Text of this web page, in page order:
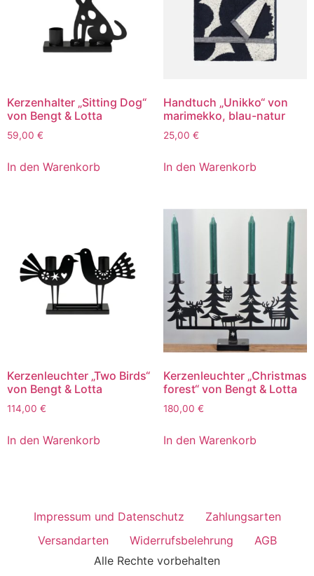
Kerzenhalter „Sitting Dog“
von Bengt & Lotta
59,00 €
In den Warenkorb
Handtuch „Unikko“ von
marimekko, blau-natur
25,00 €
In den Warenkorb
Kerzenleuchter „Two Birds“
von Bengt & Lotta
114,00 €
In den Warenkorb
Kerzenleuchter „Christmas
forest“ von Bengt & Lotta
180,00 €
In den Warenkorb
Impressum und Datenschutz
Zahlungsarten
Versandarten
Widerrufsbelehrung
AGB
Alle Rechte vorbehalten